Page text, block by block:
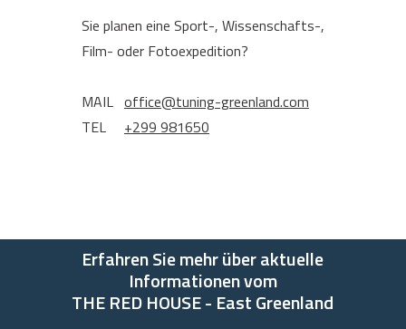
Sie planen eine Sport-, Wissenschafts-,
Film- oder Fotoexpedition?
MAIL office@tuning-greenland.com
TEL +299 981650
Erfahren Sie mehr über aktuelle
Informationen vom
THE RED HOUSE - East Greenland